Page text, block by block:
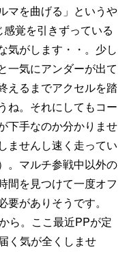
マを曲げる」というや
覚を引きずっている
気がします・・。少し
一気にアンダーが出て
えるまでアクセルを踏
ね。それにしてもコー
下手なのか分かりませ
ませんし速く走ってい
。マルチ参戦中以外の
間を見つけて一度オフ
がありそうです。
ら。ここ最近PPが定
く気が全くしませ